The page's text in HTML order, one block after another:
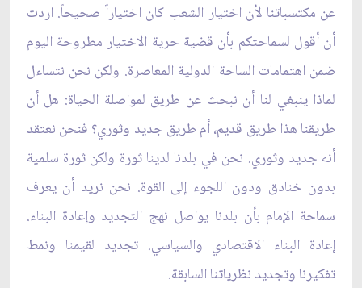
عن مكتسباتنا لأن اختيار الشعب كان اختياراً صحيحاً. اردت
أن أقول لسماحتكم بأن قضية حرية الاختيار مطروحة اليوم
ضمن اهتمامات الساحة الدولية المعاصرة. ولكن نحن نتساءل
لماذا ينبغي لنا أن نبحث عن طريق لمواصلة الحياة: هل أن
طريقنا هذا طريق قديم، أم طريق جديد وثوري؟ فنحن نعتقد
أنه جديد وثوري. نحن في بلدنا لدينا ثورة ولكن ثورة سلمية
بدون خنادق ودون اللجوء إلى القوة. نحن نريد أن يعرف
سماحة الإمام بأن بلدنا يواصل نهج التجديد وإعادة البناء.
إعادة البناء الاقتصادي والسياسي. تجديد لقيمنا ونمط
تفكيرنا وتجديد نظرياتنا السابقة.